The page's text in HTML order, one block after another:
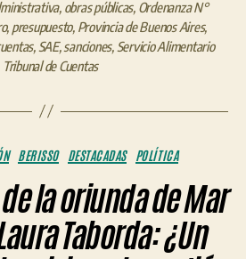
, obras públicas, Ordenanza N°
, presupuesto, Provincia de Buenos Aires,
, SAE,sanciones, Servicio Alimentario
Tribunal de Cuentas
Categorías
BERISSO DESTACADAS POLÍTICA
la oriunda de Mar
Taborda: ¿Un